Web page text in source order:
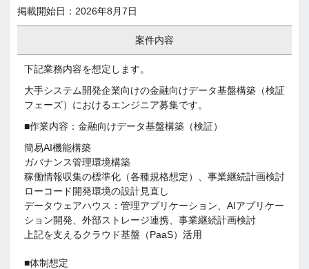
掲載開始日：2026年8月7日
案件内容
下記業務内容を想定します。
大手システム開発企業向けの金融向けデータ基盤構築（検証
フェーズ）におけるエンジニア募集です。
■作業内容：金融向けデータ基盤構築（検証）
簡易AI機能構築
ガバナンス管理環境構築
稼働情報収集の標準化（各種規格想定）、事業継続計画検討
ローコード開発環境の設計見直し
データウェアハウス：管理アプリケーション、AIアプリケー
ション開発、外部ストレージ連携、事業継続計画検討
上記を支えるクラウド基盤（PaaS）活用
■体制想定